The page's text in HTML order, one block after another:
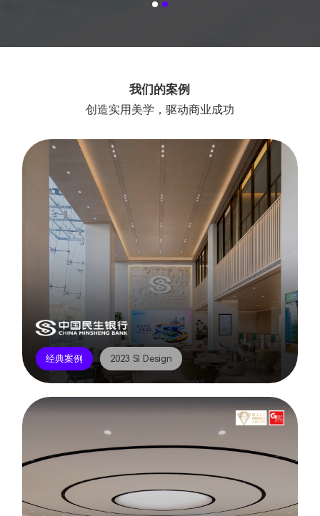
我们的案例
创造实用美学，驱动商业成功
经典案例 2023 SI Design